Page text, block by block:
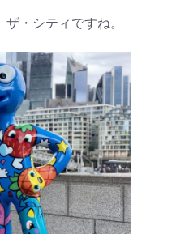
・シティですね。